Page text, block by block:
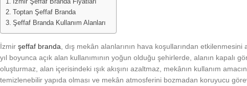
İzmir Şeffaf Branda Fiyatları
Toptan Şeffaf Branda
Şeffaf Branda Kullanım Alanları
İzmir şeffaf branda , dış mekân alanlarının hava koşullarından
yıl boyunca açık alan kullanımının yoğun olduğu şehirlerde, alanın
oluşturmaz, alan içerisindeki ışık akışını azaltmaz, mekânın kullanım
temizlenebilir yapıda olması ve mekân atmosferini bozmadan koruyucu